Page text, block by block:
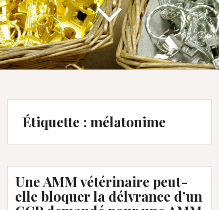
Étiquette : mélatonime
Une AMM vétérinaire peut-
elle bloquer la délvrance d’un